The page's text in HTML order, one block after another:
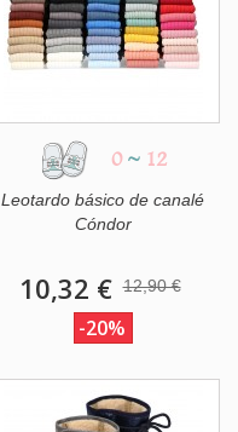
0 ~12
Leotardo básico de canalé
Cóndor
10,32 € 12,90 €
-20%